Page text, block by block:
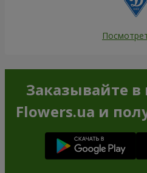
Заказывайте
Flowers.ua и